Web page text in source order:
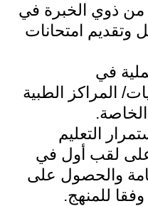
ذوي الخبرة في
وتقديم امتحانات
في
المراكز الطبية
التعليم
لقب أول في
والحصول على
للمنهج.